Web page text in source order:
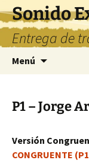
Saltar
al
contenido
Sonido
Entrega de
Menú
P1 – Jorge
Versión
CONGRUENTE